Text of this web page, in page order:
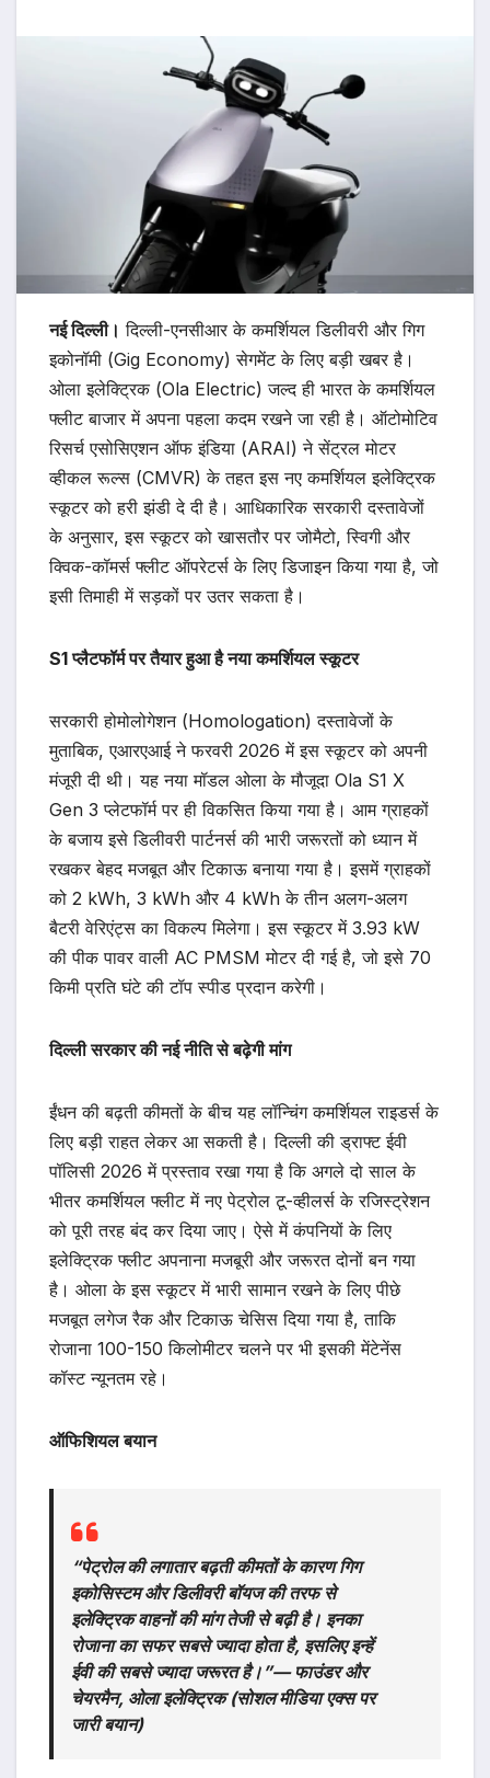
नई दिल्ली। दिल्ली-एनसीआर के कमर्शियल डिलीवरी और गिग
इकोनॉमी (Gig Economy) सेगमेंट के लिए बड़ी खबर है।
ओला इलेक्ट्रिक (Ola Electric) जल्द ही भारत के कमर्शियल
फ्लीट बाजार में अपना पहला कदम रखने जा रही है। ऑटोमोटिव
रिसर्च एसोसिएशन ऑफ इंडिया (ARAI) ने सेंट्रल मोटर
व्हीकल रूल्स (CMVR) के तहत इस नए कमर्शियल इलेक्ट्रिक
स्कूटर को हरी झंडी दे दी है। आधिकारिक सरकारी दस्तावेजों
के अनुसार, इस स्कूटर को खासतौर पर जोमैटो, स्विगी और
क्विक-कॉमर्स फ्लीट ऑपरेटर्स के लिए डिजाइन किया गया है, जो
इसी तिमाही में सड़कों पर उतर सकता है।
S1 प्लैटफॉर्म पर तैयार हुआ है नया कमर्शियल स्कूटर
सरकारी होमोलोगेशन (Homologation) दस्तावेजों के
मुताबिक, एआरएआई ने फरवरी 2026 में इस स्कूटर को अपनी
मंजूरी दी थी। यह नया मॉडल ओला के मौजूदा Ola S1 X
Gen 3 प्लेटफॉर्म पर ही विकसित किया गया है। आम ग्राहकों
के बजाय इसे डिलीवरी पार्टनर्स की भारी जरूरतों को ध्यान में
रखकर बेहद मजबूत और टिकाऊ बनाया गया है। इसमें ग्राहकों
को 2 kWh, 3 kWh और 4 kWh के तीन अलग-अलग
बैटरी वेरिएंट्स का विकल्प मिलेगा। इस स्कूटर में 3.93 kW
की पीक पावर वाली AC PMSM मोटर दी गई है, जो इसे 70
किमी प्रति घंटे की टॉप स्पीड प्रदान करेगी।
दिल्ली सरकार की नई नीति से बढ़ेगी मांग
ईंधन की बढ़ती कीमतों के बीच यह लॉन्चिंग कमर्शियल राइडर्स के
लिए बड़ी राहत लेकर आ सकती है। दिल्ली की ड्राफ्ट ईवी
पॉलिसी 2026 में प्रस्ताव रखा गया है कि अगले दो साल के
भीतर कमर्शियल फ्लीट में नए पेट्रोल टू-व्हीलर्स के रजिस्ट्रेशन
को पूरी तरह बंद कर दिया जाए। ऐसे में कंपनियों के लिए
इलेक्ट्रिक फ्लीट अपनाना मजबूरी और जरूरत दोनों बन गया
है। ओला के इस स्कूटर में भारी सामान रखने के लिए पीछे
मजबूत लगेज रैक और टिकाऊ चेसिस दिया गया है, ताकि
रोजाना 100-150 किलोमीटर चलने पर भी इसकी मेंटेनेंस
कॉस्ट न्यूनतम रहे।
ऑफिशियल बयान
“पेट्रोल की लगातार बढ़ती कीमतों के कारण गिग
इकोसिस्टम और डिलीवरी बॉयज की तरफ से
इलेक्ट्रिक वाहनों की मांग तेजी से बढ़ी है। इनका
रोजाना का सफर सबसे ज्यादा होता है, इसलिए इन्हें
ईवी की सबसे ज्यादा जरूरत है।”— फाउंडर और
चेयरमैन, ओला इलेक्ट्रिक (सोशल मीडिया एक्स पर
जारी बयान)